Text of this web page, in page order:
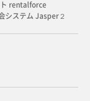
ト rentalforce
システム Jasper２